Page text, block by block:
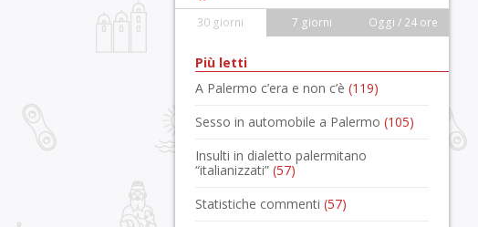
30 giorni 7 giorni Oggi / 24 ore
Più letti
A Palermo c’era e non c’è (119)
Sesso in automobile a Palermo (105)
Insulti in dialetto palermitano
“italianizzati” (57)
Statistiche commenti (57)